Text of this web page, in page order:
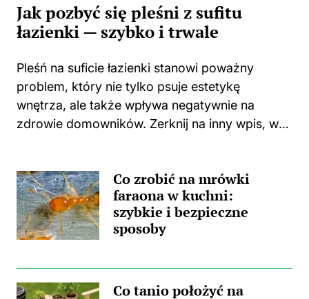
Jak pozbyć się pleśni z sufitu
łazienki — szybko i trwale
Pleśń na suficie łazienki stanowi poważny
problem, który nie tylko psuje estetykę
wnętrza, ale także wpływa negatywnie na
zdrowie domowników. Zerknij na inny wpis, w
nieprzyjemna towarzyszka? Główną
przyczyną...
Co zrobić na mrówki
faraona w kuchni:
szybkie i bezpieczne
sposoby
Co tanio położyć na